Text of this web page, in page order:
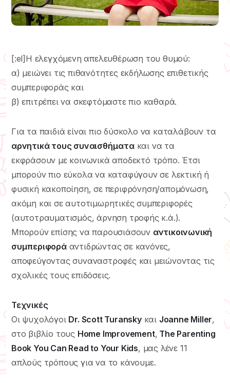
[:el]Η ελεγχόμενη απελευθέρωση του θυμού:
α) μειώνει τις πιθανότητες εκδήλωσης επιθετικής
συμπεριφοράς και
β) επιτρέπει να σκεφτόμαστε πιο καθαρά.
Για τα παιδιά είναι πιο δύσκολο να καταλάβουν τα
αρνητικά τους συναισθήματακαι να τα
εκφράσουν με κοινωνικά αποδεκτό τρόπο. Έτσι
μπορούν πιο εύκολα να καταφύγουν σε λεκτική ή
φυσική κακοποίηση, σε περιφρόνηση/απομόνωση,
ακόμη και σε αυτοτιμωρητικές συμπεριφορές
(αυτοτραυματισμός, άρνηση τροφής κ.ά.).
Μπορούν επίσης να παρουσιάσουν αντικοινωνική
συμπεριφοράαντιδρώντας σε κανόνες,
αποφεύγοντας συναναστροφές και μειώνοντας τις
σχολικές τους επιδόσεις.
Τεχνικές
Οι ψυχολόγοι Dr. Scott Turanskyκαι Joanne Miller,
στο βιβλίο τους Home Improvement, The Parenting
Book You Can Read to Your Kids, μας λένε 11
απλούς τρόπους για να το κάνουμε.